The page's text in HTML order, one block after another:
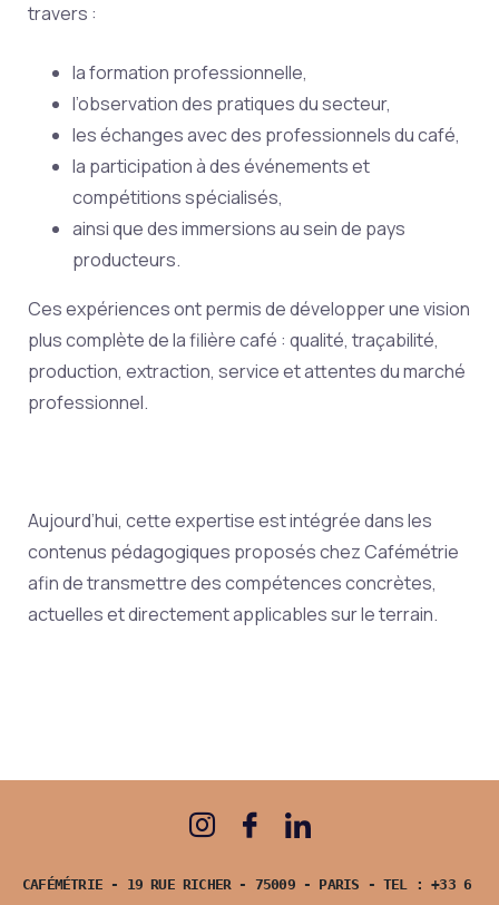
travers :
la formation professionnelle,
l’observation des pratiques du secteur,
les échanges avec des professionnels du café,
la participation à des événements et
compétitions spécialisés,
ainsi que des immersions au sein de pays
producteurs.
Ces expériences ont permis de développer une vision
plus complète de la filière café : qualité, traçabilité,
production, extraction, service et attentes du marché
professionnel.
Aujourd’hui, cette expertise est intégrée dans les
contenus pédagogiques proposés chez Cafémétrie
afin de transmettre des compétences concrètes,
actuelles et directement applicables sur le terrain.
CAFÉMÉTRIE - 19 RUE RICHER - 75009 - PARIS - TEL : +33 6